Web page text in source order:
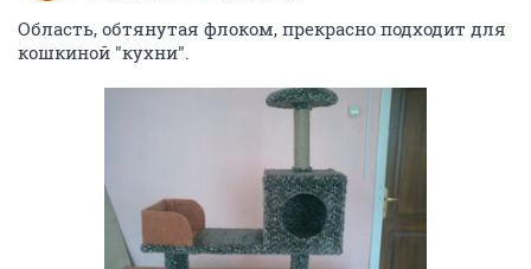
Область, обтянутая флоком, прекрасно подходит для
кошкиной "кухни".